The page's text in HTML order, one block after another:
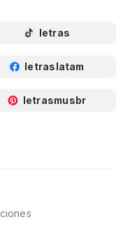
letras
letraslatam
letrasmusbr